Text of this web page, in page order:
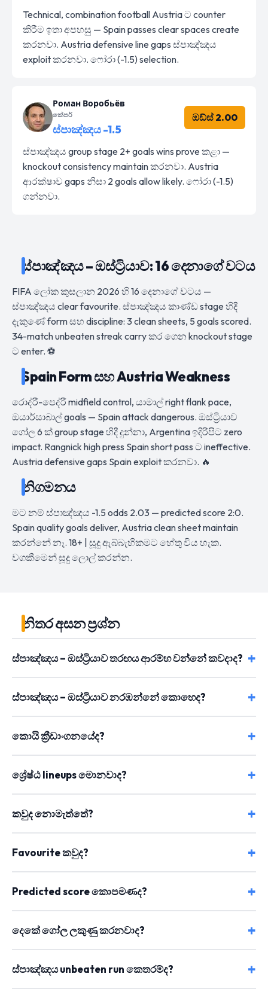
Technical, combination football Austria ට counter
කිරීම ඉතා අපහසු — Spain passes clear spaces create
කරනවා. Austria defensive line gaps ස්පාඤ්ඤය
exploit කරනවා. ෆෝරා (-1.5) selection.
Роман Воробьёв
කේපර්
ස්පාඤ්ඤය -1.5
ඔඩ්ස් 2.00
ස්පාඤ්ඤය group stage 2+ goals wins prove කළා —
knockout consistency maintain කරනවා. Austria
ආරක්ෂාව gaps නිසා 2 goals allow likely. ෆෝරා (-1.5)
ගන්නවා.
ස්පාඤ්ඤය – ඔස්ට්‍රියාව: 16 දෙනාගේ වටය
FIFA ලෝක කුසලාන 2026 හි 16 දෙනාගේ වටය —
ස්පාඤ්ඤය clear favourite. ස්පාඤ්ඤය කාණ්ඩ stage හිදී
දැකුණේ form සහ discipline: 3 clean sheets, 5 goals scored.
34-match unbeaten streak carry කර ගෙන knockout stage
ට enter. ⚽
Spain Form සහ Austria Weakness
රොද්රී-පෙද්රී midfield control, යාමාල් right flank pace,
ඔයාර්සාබාල් goals — Spain attack dangerous. ඔස්ට්‍රියාව
ගෝල 6 ක් group stage හිදී දුන්නා, Argentina ඉදිරිපිට zero
impact. Rangnick high press Spain short pass ට ineffective.
Austria defensive gaps Spain exploit කරනවා. 🔥
නිගමනය
මට නම් ස්පාඤ්ඤය -1.5 odds 2.03 — predicted score 2:0.
Spain quality goals deliver, Austria clean sheet maintain
කරන්නේ නෑ. 18+ | සූදු ඇබ්බැහිකමට හේතු විය හැක.
වගකීමෙන් සූදු ලොල් කරන්න.
නිතර අසන ප්‍රශ්න
ස්පාඤ්ඤය – ඔස්ට්‍රියාව තරඟය ආරම්භ වන්නේ කවදාද?
ස්පාඤ්ඤය – ඔස්ට්‍රියාව නරඹන්නේ කොහෙද?
කොයි ක්‍රීඩාංගනයේද?
ශ්‍රේෂ්ඨ lineups මොනවාද?
කවුද නොමැත්තේ?
Favourite කවුද?
Predicted score කොපමණද?
දෙකේ ගෝල ලකුණු කරනවාද?
ස්පාඤ්ඤය unbeaten run කෙතරම්ද?